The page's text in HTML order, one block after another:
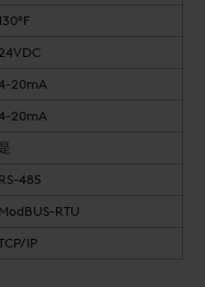
24VDC
20mA
20mA
是
RS-485
ModBUS-RTU
IP